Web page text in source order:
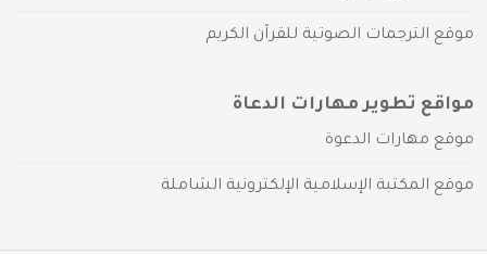
موقع الترجمات الصوتية للقرآن الكريم
مواقع تطوير مهارات الدعاة
موقع مهارات الدعوة
موقع المكتبة الإسلامية الإلكترونية الشاملة